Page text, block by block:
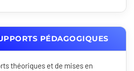
PÉDAGOGIQUES
théoriques et de mises en